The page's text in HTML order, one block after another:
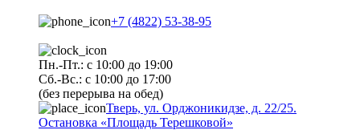
+7 (4822) 53-38-95
Пн.-Пт.: с 10:00 до 19:00
Сб.-Вс.: с 10:00 до 17:00
(без перерыва на обед)
Тверь, ул. Орджоникидзе, д. 22/25.
Остановка «Площадь Терешковой»